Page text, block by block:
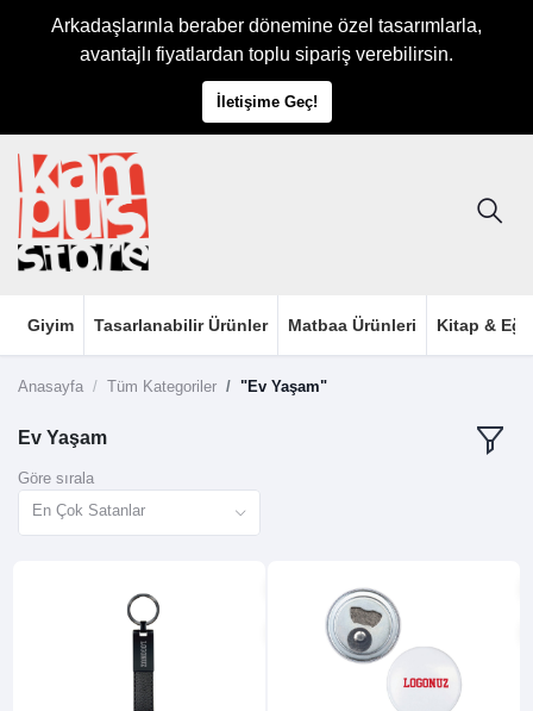
Arkadaşlarınla beraber dönemine özel tasarımlarla,
avantajlı fiyatlardan toplu sipariş verebilirsin.
İletişime Geç!
Giyim Tasarlanabilir Ürünler Matbaa Ürünleri Kitap &
Anasayfa Tüm Kategoriler "Ev Yaşam"
Ev Yaşam
Göre sırala
En Çok Satanlar